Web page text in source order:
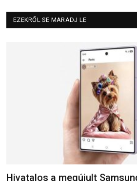
EZEKRŐL SE MARADJ LE
Hivatalos a megújult